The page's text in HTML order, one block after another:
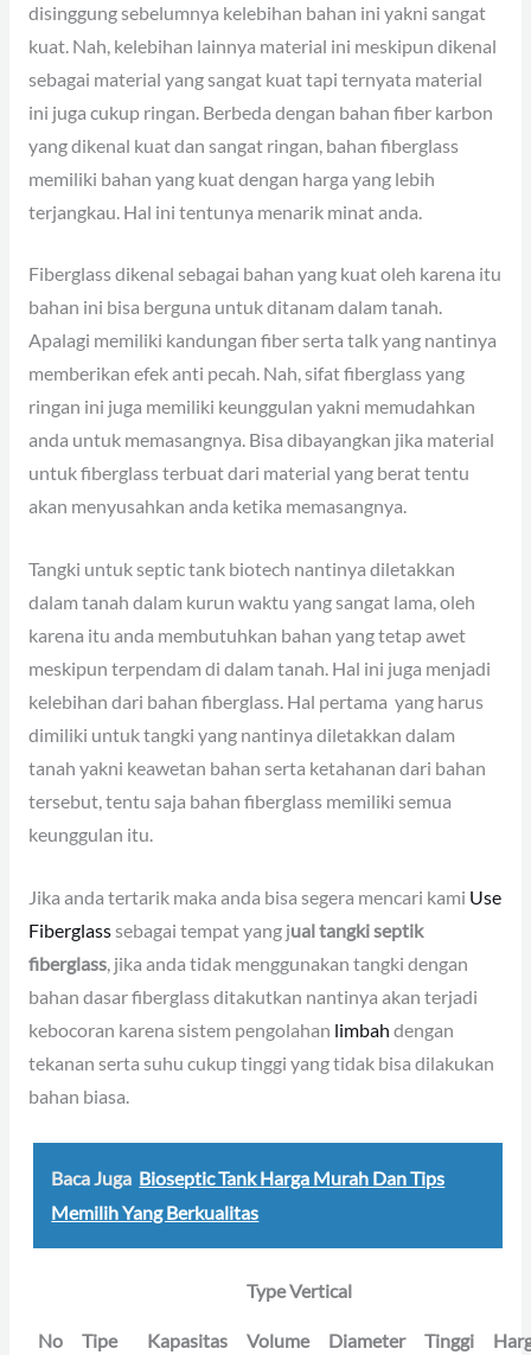
disinggung sebelumnya kelebihan bahan ini yakni sangat
kuat. Nah, kelebihan lainnya material ini meskipun dikenal
sebagai material yang sangat kuat tapi ternyata material
ini juga cukup ringan. Berbeda dengan bahan fiber karbon
yang dikenal kuat dan sangat ringan, bahan fiberglass
memiliki bahan yang kuat dengan harga yang lebih
terjangkau. Hal ini tentunya menarik minat anda.
Fiberglass dikenal sebagai bahan yang kuat oleh karena itu
bahan ini bisa berguna untuk ditanam dalam tanah.
Apalagi memiliki kandungan fiber serta talk yang nantinya
memberikan efek anti pecah. Nah, sifat fiberglass yang
ringan ini juga memiliki keunggulan yakni memudahkan
anda untuk memasangnya. Bisa dibayangkan jika material
untuk fiberglass terbuat dari material yang berat tentu
akan menyusahkan anda ketika memasangnya.
Tangki untuk septic tank biotech nantinya diletakkan
dalam tanah dalam kurun waktu yang sangat lama, oleh
karena itu anda membutuhkan bahan yang tetap awet
meskipun terpendam di dalam tanah. Hal ini juga menjadi
kelebihan dari bahan fiberglass. Hal pertama yang harus
dimiliki untuk tangki yang nantinya diletakkan dalam
tanah yakni keawetan bahan serta ketahanan dari bahan
tersebut, tentu saja bahan fiberglass memiliki semua
keunggulan itu.
Jika anda tertarik maka anda bisa segera mencari kami Use
Fiberglasssebagai tempat yang jual tangki septik
fiberglass, jika anda tidak menggunakan tangki dengan
bahan dasar fiberglass ditakutkan nantinya akan terjadi
kebocoran karena sistem pengolahan limbah dengan
tekanan serta suhu cukup tinggi yang tidak bisa dilakukan
bahan biasa.
Baca Juga Bioseptic Tank Harga Murah Dan Tips
Memilih Yang Berkualitas
Type Vertical
No Tipe Kapasitas Volume
Diameter
Tinggi